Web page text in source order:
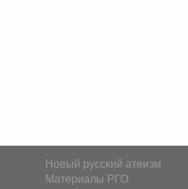
Новый русский атеизм
Материалы РГО